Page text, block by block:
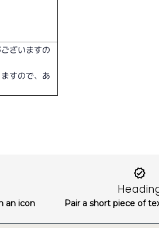
ざいますの
すので、あ
an icon Pair a short piece of